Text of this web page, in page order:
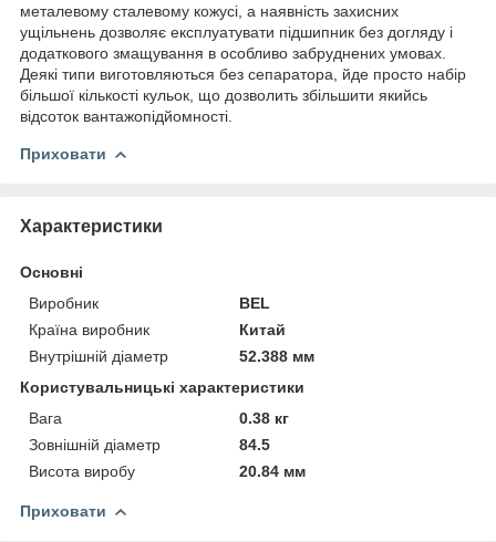
металевому сталевому кожусі, а наявність захисних
ущільнень дозволяє експлуатувати підшипник без догляду і
додаткового змащування в особливо забруднених умовах.
Деякі типи виготовляються без сепаратора, йде просто набір
більшої кількості кульок, що дозволить збільшити якийсь
відсоток вантажопідйомності.
Приховати
Характеристики
Основні
Виробник
BEL
Країна виробник
Китай
Внутрішній діаметр
52.388 мм
Користувальницькі характеристики
Вага
0.38 кг
Зовнішній діаметр
84.5
Висота виробу
20.84 мм
Приховати